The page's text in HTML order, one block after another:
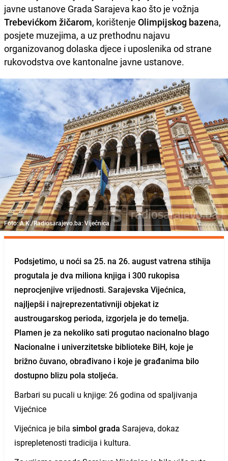
javne ustanove Grada Sarajeva kao što je vožnja
Trebevićkom žičarom, korištenje Olimpijskog bazena,
posjete muzejima, a uz prethodnu najavu
organizovanog dolaska djece i uposlenika od strane
rukovodstva ove kantonalne javne ustanove.
Foto: A.K./Radiosarajevo.ba: Vijećnica
Podsjetimo, u noći sa 25. na 26. august vatrena stihija
progutala je dva miliona knjiga i 300 rukopisa
neprocjenjive vrijednosti.Sarajevska Vijećnica,
najljepši i najreprezentativniji objekat iz
austrougarskog perioda, izgorjela je do temelja.
Plamen je za nekoliko sati progutao nacionalno blago
Nacionalne i univerzitetske biblioteke BiH, koje je
brižno čuvano, obrađivano i koje je građanima bilo
dostupno blizu pola stoljeća.
Barbari su pucali u knjige: 26 godina od spaljivanja
Vijećnice
Vijećnica je bila simbol grada Sarajeva, dokaz
isprepletenosti tradicija i kultura.